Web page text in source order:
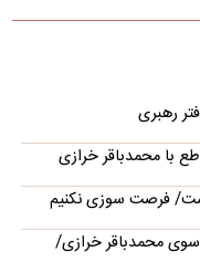
جهان، در پی کاهش عرضه
را برای تحویل در…
شده تهران و مسقط بر
رسیده‌اند و اعلام…
است
حمله اتمی به
رهبری
با محمدباقر خرازی
فرصت سوزی نکنیم
محمدباقر خرازی/